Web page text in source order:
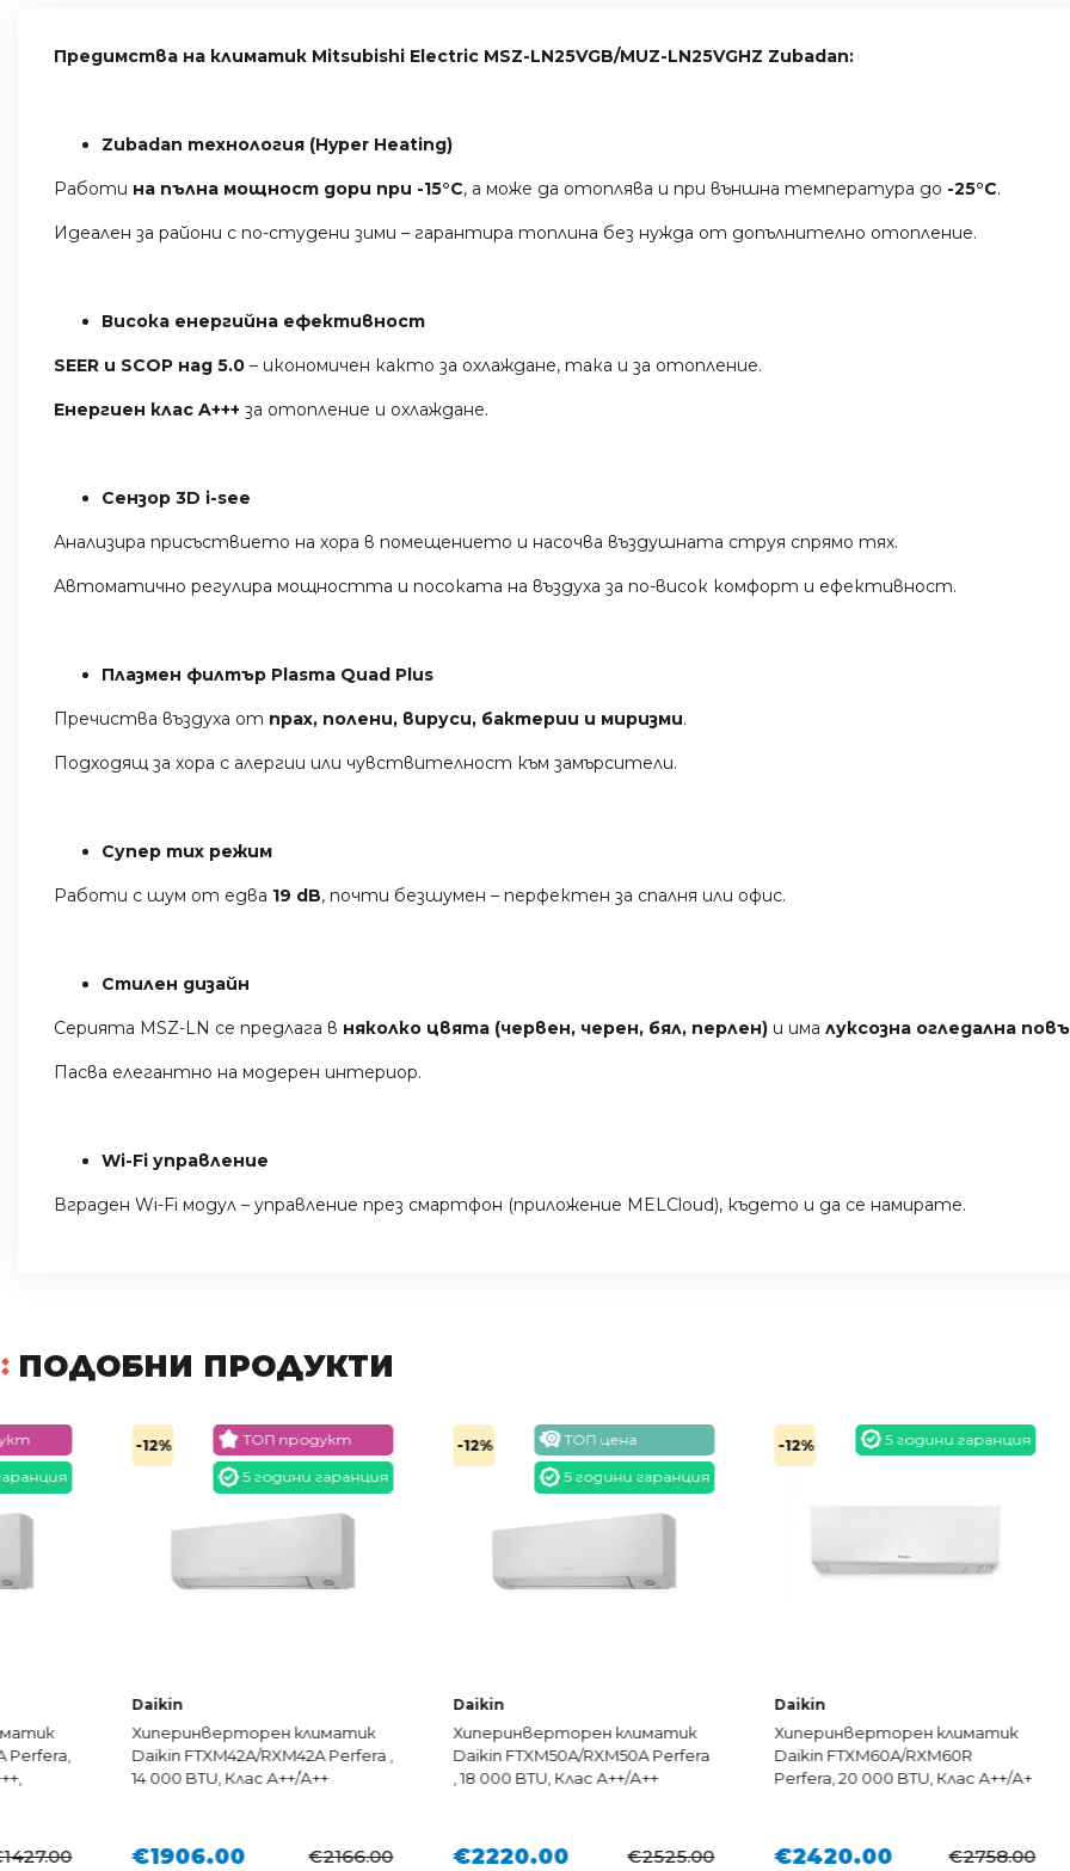
Предимства на климатик Mitsubishi Electric MSZ-LN25VGB/MUZ-LN25VGHZ Zubadan:
Zubadan технология (Hyper Heating)
Работи на пълна мощност дори при -15°C, а може да отоплява и при външна температура до -25°C.
Идеален за райони с по-студени зими – гарантира топлина без нужда от допълнително отопление.
Висока енергийна ефективност
SEER и SCOP над 5.0 – икономичен както за охлаждане, така и за отопление.
Енергиен клас A+++ за отопление и охлаждане.
Сензор 3D i-see
Анализира присъствието на хора в помещението и насочва въздушната струя спрямо тях.
Автоматично регулира мощността и посоката на въздуха за по-висок комфорт и ефективност.
Плазмен филтър Plasma Quad Plus
Пречиства въздуха от прах, полени, вируси, бактерии и миризми.
Подходящ за хора с алергии или чувствителност към замърсители.
Супер тих режим
Работи с шум от едва 19 dB, почти безшумен – перфектен за спалня или офис.
Стилен дизайн
Серията MSZ-LN се предлага в няколко цвята (червен, черен, бял, перлен) и има луксозна огледална
Пасва елегантно на модерен интериор.
Wi-Fi управление
Вграден Wi-Fi модул – управление през смартфон (приложение MELCloud), където и да се намирате.
ПОДОБНИ ПРОДУКТИ
ТОП продукт
5 години гаранция
Хиперинверторен климатик
Daikin FTXM42A/RXM42A Perfera ,
14 000 BTU, Клас А++/А++
€1906.00 €2166.00
ТОП цена
5 години гаранция
Хиперинверторен климатик
Daikin FTXM50A/RXM50A Perfera
, 18 000 BTU, Клас А++/А++
€2220.00 €2525.00
5 години гаранция
Хиперинверторен климатик
Daikin FTXM60A/RXM60R
Perfera, 20 000 BTU, Клас А++/А+
€2420.00 €2758.00
-12%
Daikin
24 000